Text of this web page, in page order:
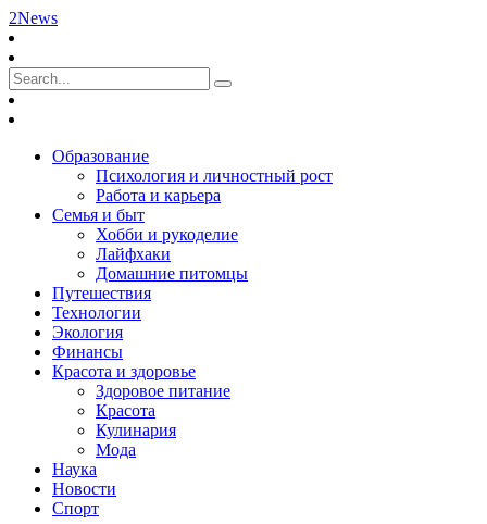
2News
Образование
Психология и личностный рост
Работа и карьера
Семья и быт
Хобби и рукоделие
Лайфхаки
Домашние питомцы
Путешествия
Технологии
Экология
Финансы
Красота и здоровье
Здоровое питание
Красота
Кулинария
Мода
Наука
Новости
Спорт